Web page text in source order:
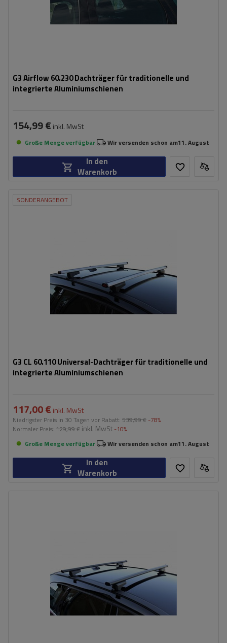
G3 Airflow 60.230 Dachträger für traditionelle und
integrierte Aluminiumschienen
154,99 € inkl. MwSt
Große Menge verfügbar Wir versenden schon am11. August
In den
Warenkorb
SONDERANGEBOT
G3 CL 60.110 Universal-Dachträger für traditionelle und
integrierte Aluminiumschienen
117,00 € inkl. MwSt
Niedrigster Preis in 30 Tagen vor Rabatt: 539,99 € -78%
Normaler Preis: 129,99 € inkl. MwSt -10%
Große Menge verfügbar
Wir versenden schon am11. August
In den
Warenkorb